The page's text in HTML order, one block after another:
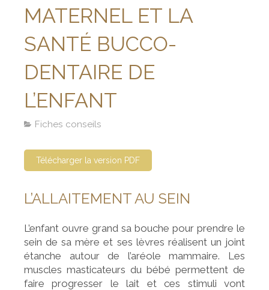
MATERNEL ET LA
SANTÉ BUCCO-
DENTAIRE DE
L’ENFANT
Fiches conseils
Télécharger la version PDF
L’ALLAITEMENT AU SEIN
L’enfant ouvre grand sa bouche pour prendre le
sein de sa mère et ses lèvres réalisent un joint
étanche autour de l’aréole mammaire. Les
muscles masticateurs du bébé permettent de
faire progresser le lait et ces stimuli vont